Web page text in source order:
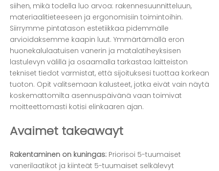
siihen, mikä todella luo arvoa: rakennesuunnitteluun,
materiaalitieteeseen ja ergonomisiin toimintoihin.
Siirrymme pintatason estetiikkaa pidemmälle
arvioidaksemme kaapin luut. Ymmärtämällä eron
huonekalulaatuisen vanerin ja matalatiheyksisen
lastulevyn välillä ja osaamalla tarkastaa laitteiston
tekniset tiedot varmistat, että sijoituksesi tuottaa korkean
tuoton. Opit valitsemaan kalusteet, jotka eivät vain näytä
koskemattomilta asennuspäivänä vaan toimivat
moitteettomasti kotisi elinkaaren ajan.
Avaimet takeawayt
Rakentaminen on kuningas: Priorisoi 5-tuumaiset
vanerilaatikot ja kiinteät 5-tuumaiset selkälevyt